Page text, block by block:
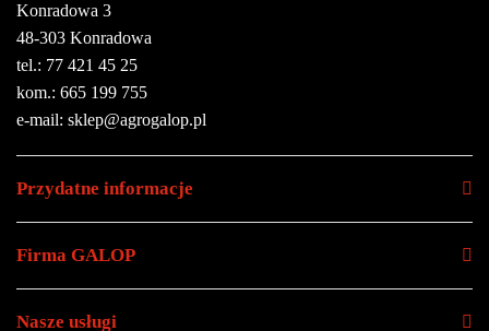
Konradowa 3
48-303 Konradowa
tel.: 77 421 45 25
kom.: 665 199 755
e-mail: sklep@agrogalop.pl
Przydatne informacje
Firma GALOP
Nasze usługi